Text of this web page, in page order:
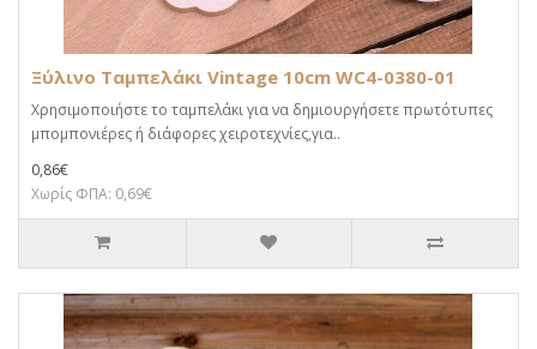
Ξύλινο Ταμπελάκι Vintage 10cm WC4-0380-01
Χρησιμοποιήστε το ταμπελάκι για να δημιουργήσετε πρωτότυπες
μπομπονιέρες ή διάφορες χειροτεχνίες,για..
0,86€
Χωρίς ΦΠΑ: 0,69€